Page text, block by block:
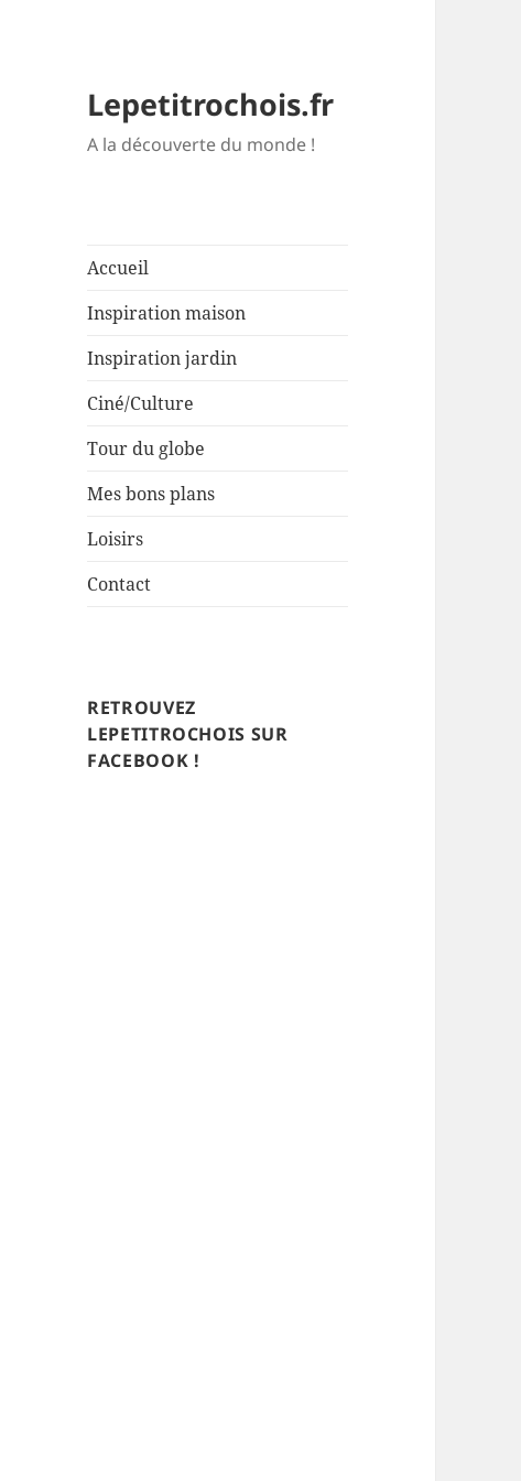
Lepetitrochois.fr
A la découverte du monde !
Accueil
Inspiration maison
Inspiration jardin
Ciné/Culture
Tour du globe
Mes bons plans
Loisirs
Contact
RETROUVEZ
LEPETITROCHOIS SUR
FACEBOOK !